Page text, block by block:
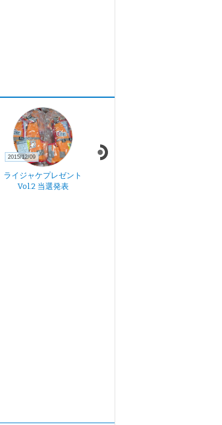
ライジャケプレゼント
Vol.2 当選発表
2015/12/09 2019/12/06